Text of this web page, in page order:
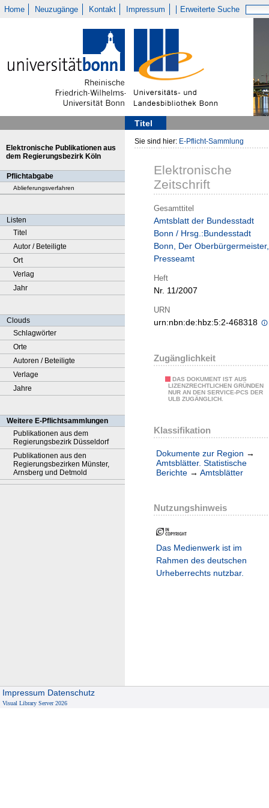
Home Neuzugänge Kontakt Impressum Erweiterte Suche
Titel
Elektronische Publikationen aus
dem Regierungsbezirk Köln
Pflichtabgabe
Ablieferungsverfahren
Listen
Titel
Autor / Beteiligte
Ort
Verlag
Jahr
Clouds
Schlagwörter
Orte
Autoren / Beteiligte
Verlage
Jahre
Weitere E-Pflichtsammlungen
Publikationen aus dem
Regierungsbezirk Düsseldorf
Publikationen aus den
Regierungsbezirken Münster,
Arnsberg und Detmold
Sie sind hier: E-Pflicht-Sammlung
Elektronische
Zeitschrift
Gesamttitel
Amtsblatt der Bundesstadt
Bonn / Hrsg.:Bundesstadt
Bonn, Der Oberbürgermeister,
Presseamt
Heft
Nr. 11/2007
URN
urn:nbn:de:hbz:5:2-468318
Zugänglichkeit
DAS DOKUMENT IST AUS
LIZENZRECHTLICHEN GRÜNDEN
NUR AN DEN SERVICE-PCS DER
ULB ZUGÄNGLICH.
Klassifikation
Dokumente zur Region →
Amtsblätter. Statistische
Berichte → Amtsblätter
Nutzungshinweis
Das Medienwerk ist im
Rahmen des deutschen
Urheberrechts nutzbar.
Impressum Datenschutz
Visual Library Server 2026